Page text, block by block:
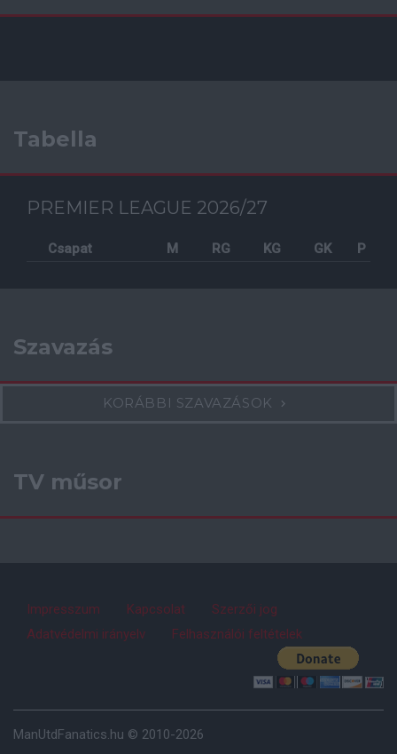
Tabella
PREMIER LEAGUE 2026/27
Csapat M RG KG GK P
Szavazás
KORÁBBI SZAVAZÁSOK
TV műsor
Impresszum Kapcsolat
Szerzői jog
Adatvédelmi irányelv
Felhasználói feltételek
ManUtdFanatics.hu © 2010-2026